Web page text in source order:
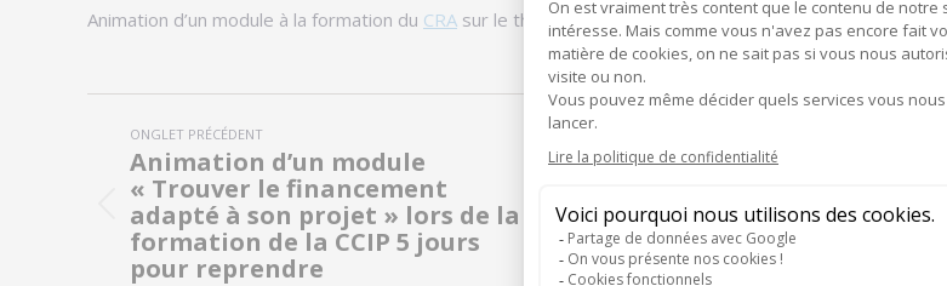
Animation d’un module à la formation du CRA sur le thème « Analyser les affaires repérées »
Navigation
commentaire
ONGLET PRÉCÉDENT
Onglet
précédent
Animation d’un module
« Trouver le financement
adapté à son projet » lors de la
formation de la CCIP 5 jours
pour reprendre
Onglet
suivant
Intervention à la
HEC Repreneurs sur
« l’accompagnement